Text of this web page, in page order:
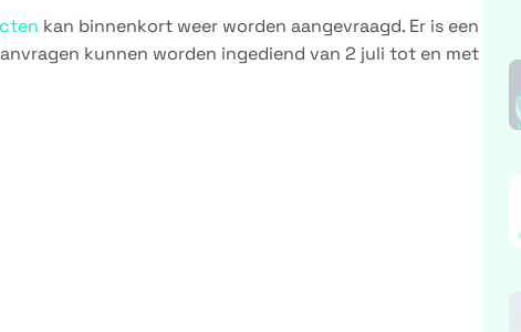
kan binnenkort weer worden aangevraagd. Er is een
kunnen worden ingediend van 2 juli tot en met